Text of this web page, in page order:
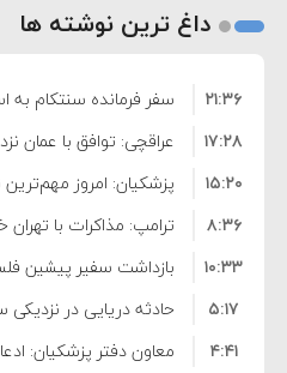
داغ ترین نوشته ها
سفر فرمانده سنتکام به
۲۱:۳۶
عراقچی: توافق با
۱۱ درصدی ایران از خزر
۱۷:۲۸
پزشکیان: امروز
است
۱۵:۲۰
ترامپ: مذاکرات با
۸:۳۶
بازداشت سفیر پیشین
فساد و اختلاس اموال
۱۰:۳۳
حادثه دریایی در
۵:۱۷
معاون دفتر پزشکیان:
۴:۴۱